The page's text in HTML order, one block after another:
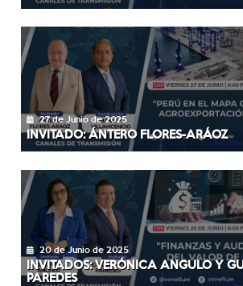
27 de Junio de 2025
INVITADO: ÁNTERO FLORES-ARÁOZ
20 de Junio de 2025
INVITADOS: VERÓNICA ANGULO Y
PAREDES